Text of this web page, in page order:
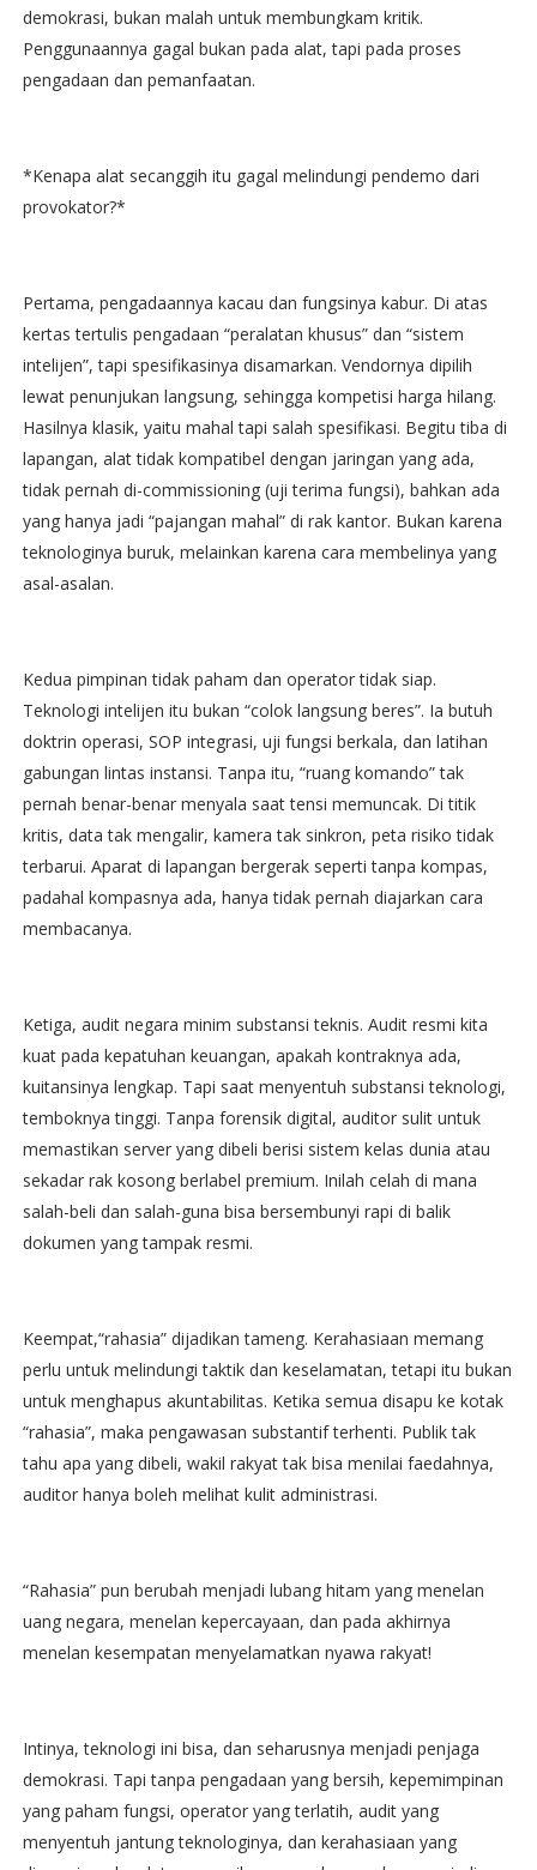
demokrasi, bukan malah untuk membungkam kritik.
Penggunaannya gagal bukan pada alat, tapi pada proses
pengadaan dan pemanfaatan.
*Kenapa alat secanggih itu gagal melindungi pendemo dari
provokator?*
Pertama, pengadaannya kacau dan fungsinya kabur. Di atas
kertas tertulis pengadaan “peralatan khusus” dan “sistem
intelijen”, tapi spesifikasinya disamarkan. Vendornya dipilih
lewat penunjukan langsung, sehingga kompetisi harga hilang.
Hasilnya klasik, yaitu mahal tapi salah spesifikasi. Begitu tiba di
lapangan, alat tidak kompatibel dengan jaringan yang ada,
tidak pernah di-commissioning (uji terima fungsi), bahkan ada
yang hanya jadi “pajangan mahal” di rak kantor. Bukan karena
teknologinya buruk, melainkan karena cara membelinya yang
asal-asalan.
Kedua pimpinan tidak paham dan operator tidak siap.
Teknologi intelijen itu bukan “colok langsung beres”. Ia butuh
doktrin operasi, SOP integrasi, uji fungsi berkala, dan latihan
gabungan lintas instansi. Tanpa itu, “ruang komando” tak
pernah benar-benar menyala saat tensi memuncak. Di titik
kritis, data tak mengalir, kamera tak sinkron, peta risiko tidak
terbarui. Aparat di lapangan bergerak seperti tanpa kompas,
padahal kompasnya ada, hanya tidak pernah diajarkan cara
membacanya.
Ketiga, audit negara minim substansi teknis. Audit resmi kita
kuat pada kepatuhan keuangan, apakah kontraknya ada,
kuitansinya lengkap. Tapi saat menyentuh substansi teknologi,
temboknya tinggi. Tanpa forensik digital, auditor sulit untuk
memastikan server yang dibeli berisi sistem kelas dunia atau
sekadar rak kosong berlabel premium. Inilah celah di mana
salah-beli dan salah-guna bisa bersembunyi rapi di balik
dokumen yang tampak resmi.
Keempat,“rahasia” dijadikan tameng. Kerahasiaan memang
perlu untuk melindungi taktik dan keselamatan, tetapi itu bukan
untuk menghapus akuntabilitas. Ketika semua disapu ke kotak
“rahasia”, maka pengawasan substantif terhenti. Publik tak
tahu apa yang dibeli, wakil rakyat tak bisa menilai faedahnya,
auditor hanya boleh melihat kulit administrasi.
“Rahasia” pun berubah menjadi lubang hitam yang menelan
uang negara, menelan kepercayaan, dan pada akhirnya
menelan kesempatan menyelamatkan nyawa rakyat!
Intinya, teknologi ini bisa, dan seharusnya menjadi penjaga
demokrasi. Tapi tanpa pengadaan yang bersih, kepemimpinan
yang paham fungsi, operator yang terlatih, audit yang
menyentuh jantung teknologinya, dan kerahasiaan yang